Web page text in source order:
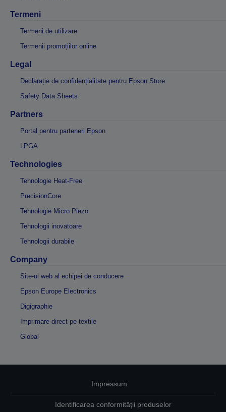
Termeni
Termeni de utilizare
Termenii promoțiilor online
Legal
Declarație de confidențialitate pentru Epson Store
Safety Data Sheets
Partners
Portal pentru parteneri Epson
LPGA
Technologies
Tehnologie Heat-Free
PrecisionCore
Tehnologie Micro Piezo
Tehnologii inovatoare
Tehnologii durabile
Company
Site-ul web al echipei de conducere
Epson Europe Electronics
Digigraphie
Imprimare direct pe textile
Global
Impressum
Identificarea conformității produselor